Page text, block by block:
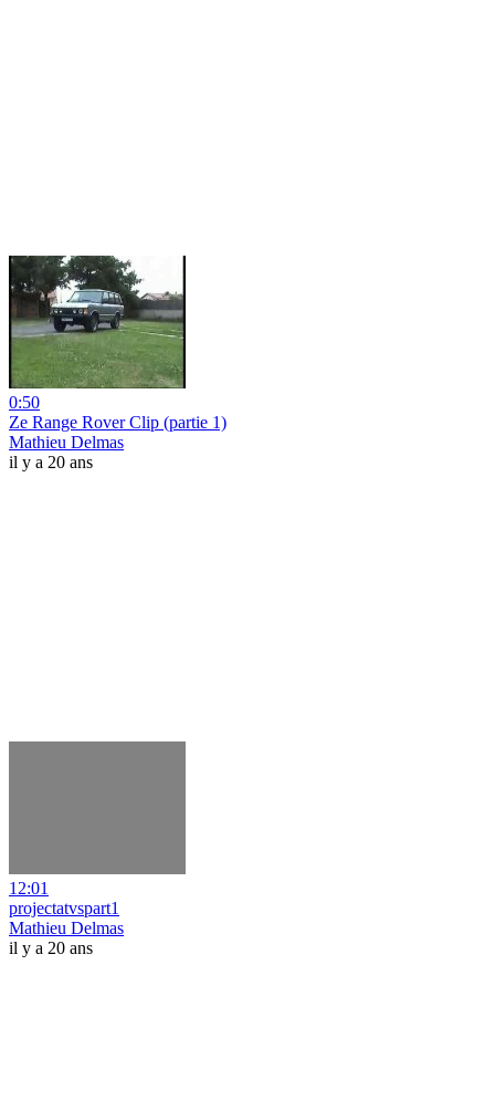
0:50
Ze Range Rover Clip (partie 1)
Mathieu Delmas
il y a 20 ans
12:01
projectatvspart1
Mathieu Delmas
il y a 20 ans